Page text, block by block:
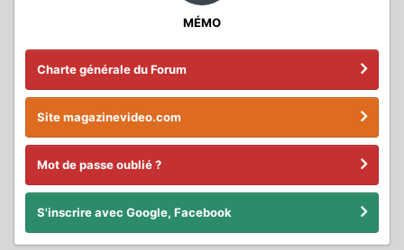
MÉMO
Charte générale du Forum
Site magazinevideo.com
Mot de passe oublié ?
S'inscrire avec Google, Facebook